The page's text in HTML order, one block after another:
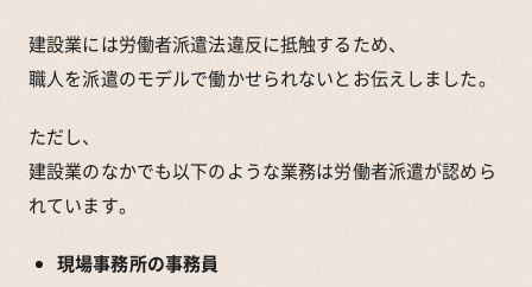
建設業には労働者派遣法違反に抵触するため、
職人を派遣のモデルで働かせられないとお伝えしました。
ただし、
建設業のなかでも以下のような業務は労働者派遣が認めら
れています。
現場事務所の事務員